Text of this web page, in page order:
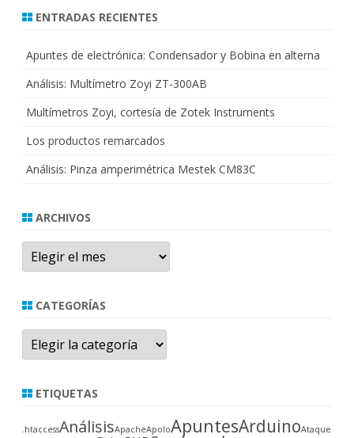
ENTRADAS RECIENTES
Apuntes de electrónica: Condensador y Bobina en alterna
Análisis: Multímetro Zoyi ZT-300AB
Multímetros Zoyi, cortesía de Zotek Instruments
Los productos remarcados
Análisis: Pinza amperimétrica Mestek CM83C
ARCHIVOS
Archivos
CATEGORÍAS
Categorías
ETIQUETAS
.htaccessAnálisisApacheApoloApuntesArduinoAtaque